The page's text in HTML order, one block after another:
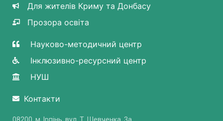
Для жителів Криму та Донбасу
Прозора освіта
Науково-методичний центр
Інклюзивно-ресурсний центр
НУШ
Контакти
08200, м. Ірпінь, вул. Т. Шевченка, 3a